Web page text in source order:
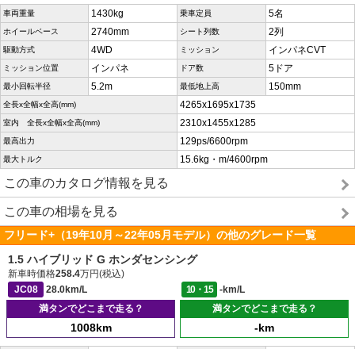
車両重量 1430kg 乗車定員 5名
ホイールベース 2740mm シート列数 2列
駆動方式 4WD ミッション インパネCVT
ミッション位置 インパネ ドア数 5ドア
最小回転半径 5.2m 最低地上高 150mm
全長x全幅x全高(mm) 4265x1695x1735
室内 全長x全幅x全高(mm) 2310x1455x1285
最高出力 129ps/6600rpm
最大トルク 15.6kg・m/4600rpm
この車のカタログ情報を見る
この車の相場を見る
フリード+（19年10月～22年05月モデル）の他のグレード一覧
1.5 ハイブリッド G ホンダセンシング
新車時価格258.4万円(税込)
JC08
28.0km/L 10・15
-km/L
満タンでどこまで走る？
1008km
満タンでどこまで走る？
-km